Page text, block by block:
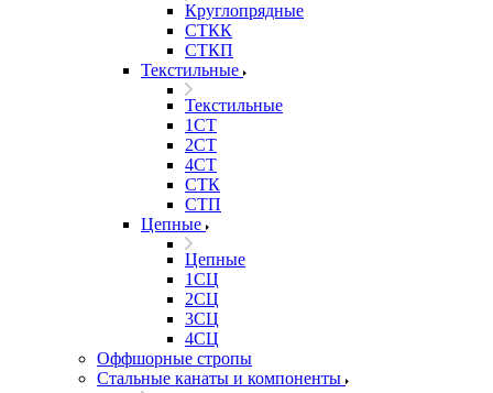
Круглопрядные
СТКК
СТКП
Текстильные
Текстильные
1СТ
2СТ
4СТ
СТК
СТП
Цепные
Цепные
1СЦ
2СЦ
3СЦ
4СЦ
Оффшорные стропы
Стальные канаты и компоненты